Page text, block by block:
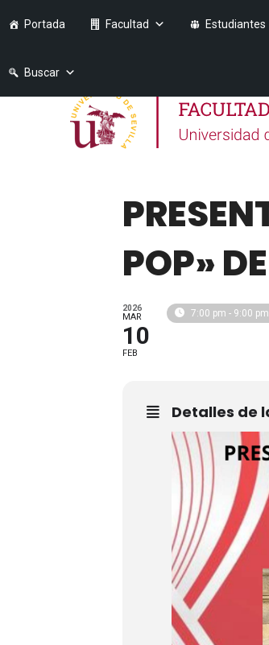
Portada Facultad Estudiantes
Buscar
POP»
2026
MAR
10
FEB
7:00 pm - 9:00 pm
Detalles de